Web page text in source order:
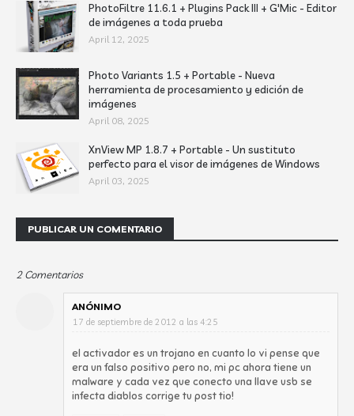
PhotoFiltre 11.6.1 + Plugins Pack III + G'Mic - Editor
de imágenes a toda prueba
April 12, 2025
Photo Variants 1.5 + Portable - Nueva
herramienta de procesamiento y edición de
imágenes
April 08, 2025
XnView MP 1.8.7 + Portable - Un sustituto
perfecto para el visor de imágenes de Windows
April 03, 2025
PUBLICAR UN COMENTARIO
2 Comentarios
ANÓNIMO
17 de septiembre de 2012 a las 4:25
el activador es un trojano en cuanto lo vi pense que
era un falso positivo pero no, mi pc ahora tiene un
malware y cada vez que conecto una llave usb se
infecta diablos corrige tu post tio!